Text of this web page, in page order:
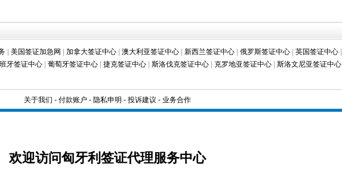
| 美国签证加急网 | 加拿大签证中心 | 澳大利亚签证中心 | 新西兰签证中心 | 俄罗斯签证中心 | 英国签证中心 |
牙签证中心 | 葡萄牙签证中心 | 捷克签证中心 | 斯洛伐克签证中心 | 克罗地亚签证中心 | 斯洛文尼亚签证中心
关于我们 - 付款账户 - 隐私申明 - 投诉建议 - 业务合作
欢迎访问匈牙利签证代理服务中心